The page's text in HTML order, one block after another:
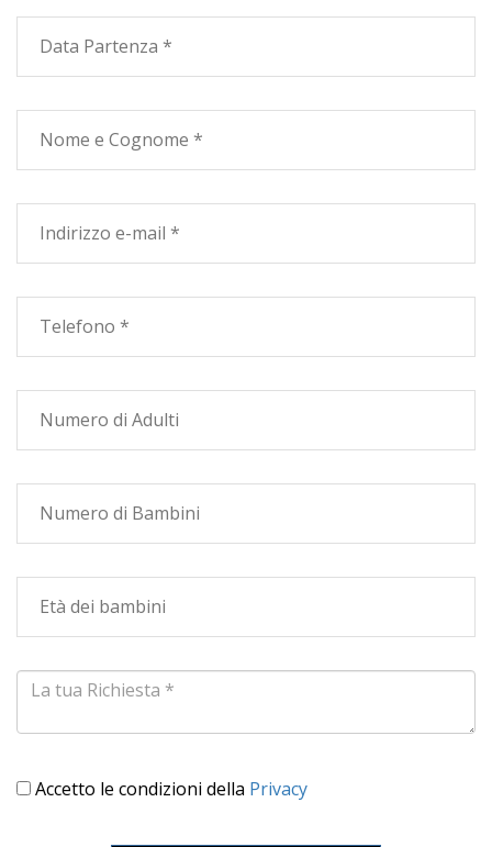
Bar e a poca distanza campi da tennis, centri di
equitazione e le sabbiose spiagge della Costa Toscana.
Accetto le condizioni della Privacy